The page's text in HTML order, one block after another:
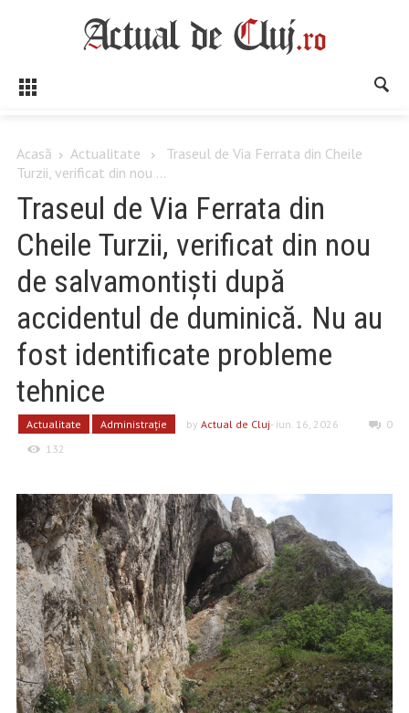
Acasă Actualitate
Traseul de Via Ferrata din Cheile
Turzii, verificat din nou ...
Traseul de Via Ferrata din
Cheile Turzii, verificat din nou
de salvamontiști după
accidentul de duminică. Nu au
fost identificate probleme
tehnice
Actualitate Administrație byActual de Cluj- iun. 16, 2026
0
132